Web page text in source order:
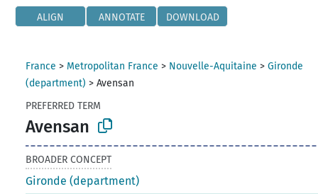
ALIGN ANNOTATE DOWNLOAD
France > Metropolitan France > Nouvelle-Aquitaine >Gironde
(department) >Avensan
PREFERRED TERM
Avensan
BROADER CONCEPT
Gironde (department)